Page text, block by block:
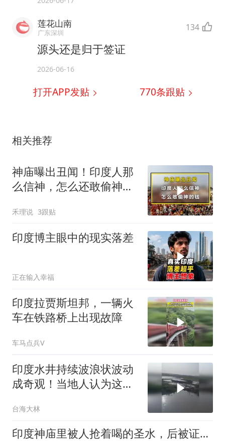
莲花山南
广东深圳 134
源头还是归于签证
2026-06-16
打开APP发贴 770条跟贴
相关推荐
神庙曝出丑闻！印度人那
么信神，怎么还敢偷神的
禾理说 3跟贴
印度博主眼中的现实落差
正在输入幸福
印度拉贾斯坦邦，一辆火
车在铁路桥上出现故障
车马点兵V
印度水井持续波浪状波动
成奇观！当地人认为这是
台海大林
印度神庙里被人抢着喝的圣水，后被证实为尿